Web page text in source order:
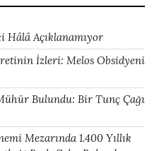
Hâlâ Açıklanamıyor
İzleri: Melos Obsidyeni
Bulundu: Bir Tunç Çağı
Mezarında 1.400 Yıllık